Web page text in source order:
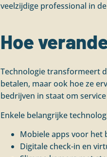
veelzijdige professional in
Hoe
Technologie transformeert
betalen, maar ook hoe ze
bedrijven in staat om
Enkele belangrijke
Mobiele apps voor het
Digitale check-in en